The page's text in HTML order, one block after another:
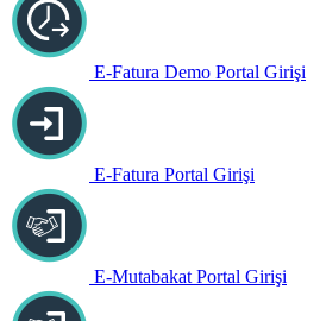
E-Fatura Demo Portal Girişi
E-Fatura Portal Girişi
E-Mutabakat Portal Girişi